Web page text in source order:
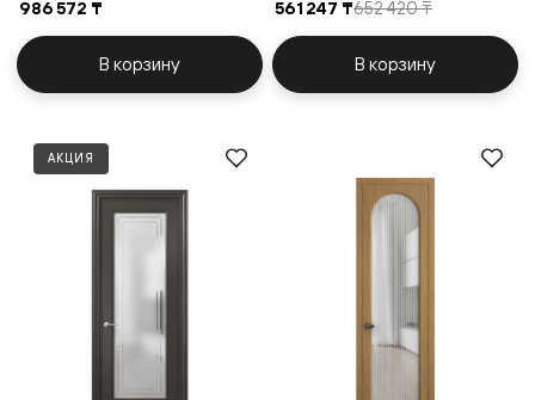
986 572 ₸
В корзину
561 247 ₸652 420 ₸
В корзину
АКЦИЯ